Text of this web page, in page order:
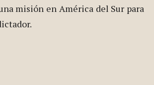
misión en América del Sur para